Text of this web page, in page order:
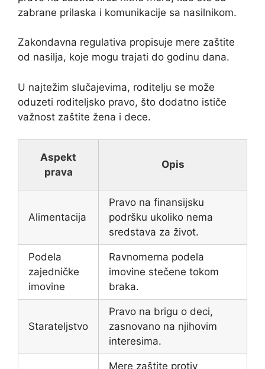
zabrane prilaska i komunikacije sa nasilnikom.
Zakondavna regulativa propisuje mere zaštite
od nasilja, koje mogu trajati do godinu dana.
U najtežim slučajevima, roditelju se može
oduzeti roditeljsko pravo, što dodatno ističe
važnost zaštite žena i dece.
Aspekt
prava
Opis
Alimentacija
Pravo na finansijsku
podršku ukoliko nema
sredstava za život.
Podela
zajedničke
imovine
Ravnomerna podela
imovine stečene tokom
braka.
Starateljstvo
Pravo na brigu o deci,
zasnovano na njihovim
interesima.
Mere zaštite protiv